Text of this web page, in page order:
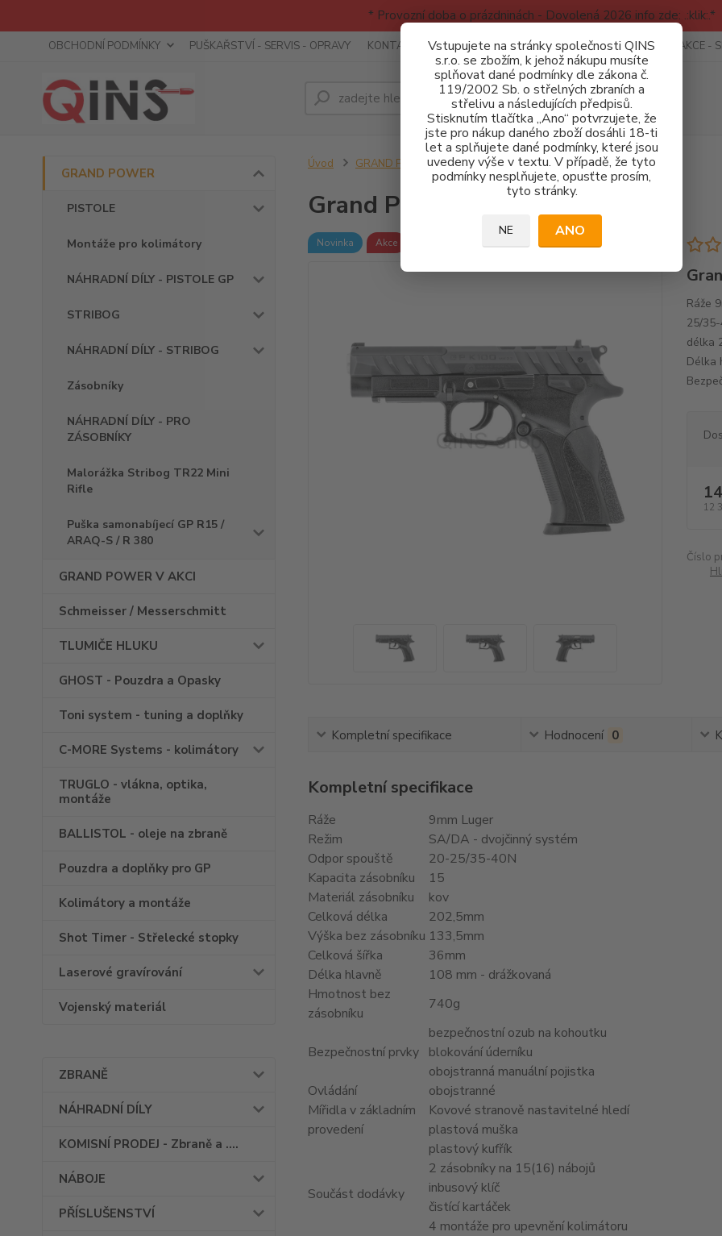
* Provozní doba o prázdninách - Dovolená 2026 info zde: .:klik:.*
Vstupujete na stránky společnosti QINS
s.r.o. se zbožím, k jehož nákupu musíte
splňovat dané podmínky dle zákona č.
119/2002 Sb. o střelných zbraních a
střelivu a následujících předpisů.
Stisknutím tlačítka „Ano“ potvrzujete, že
jste pro nákup daného zboží dosáhli 18-ti
let a splňujete dané podmínky, které jsou
uvedeny výše v textu. V případě, že tyto
podmínky nesplňujete, opusťte prosím,
tyto stránky.
NE ANO
OBCHODNÍ PODMÍNKY PUŠKAŘSTVÍ - SERVIS - OPRAVY KONTAKTY RECENZE - INFO SPORTOVNÍ AKCE AKCE -
Hledat
GRAND POWER
PISTOLE
Montáže pro kolimátory
NÁHRADNÍ DÍLY - PISTOLE GP
STRIBOG
NÁHRADNÍ DÍLY - STRIBOG
Zásobníky
NÁHRADNÍ DÍLY - PRO
ZÁSOBNÍKY
Malorážka Stribog TR22 Mini
Rifle
Puška samonabíjecí GP R15 /
ARAQ-S / R 380
GRAND POWER V AKCI
Schmeisser / Messerschmitt
TLUMIČE HLUKU
GHOST - Pouzdra a Opasky
Toni system - tuning a doplňky
C-MORE Systems - kolimátory
TRUGLO - vlákna, optika,
montáže
BALLISTOL - oleje na zbraně
Pouzdra a doplňky pro GP
Kolimátory a montáže
Shot Timer - Střelecké stopky
Laserové gravírování
Vojenský materiál
ZBRANĚ
NÁHRADNÍ DÍLY
KOMISNÍ PRODEJ - Zbraně a ....
NÁBOJE
PŘÍSLUŠENSTVÍ
Úvod GRAND POWER Grand Power K100 MK23 Black
Grand Power K100 MK23 Black
Novinka Akce
Ráže
25/
délka
Délka
12
Číslo
Kompletní specifikace Hodnocení 0
Kompletní specifikace
Ráže
9mm Luger
Režim
SA/DA - dvojčinný systém
Odpor spouště
20-25/35-40N
Kapacita zásobníku
15
Materiál zásobníku
kov
Celková délka
202,5mm
Výška bez zásobníku 133,5mm
Celková šířka
36mm
Délka hlavně
108 mm - drážkovaná
Hmotnost bez
zásobníku
740g
Bezpečnostní prvky
bezpečnostní ozub na kohoutku
blokování úderníku
obojstranná manuální pojistka
Ovládání
obojstranné
Mířidla v základním
provedení
Kovové stranově nastavitelné hledí
plastová muška
Součást dodávky
plastový kufřík
2 zásobníky na 15(16) nábojů
inbusový klíč
čistící kartáček
4 montáže pro upevnění kolimátoru